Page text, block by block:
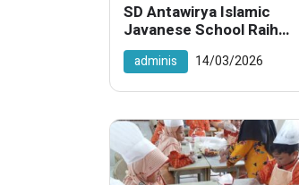
SD Antawirya Islamic
Javanese School Raih
Penghargaan Bergengsi di
7SkyMedia Awards 2026
adminis 14/03/2026